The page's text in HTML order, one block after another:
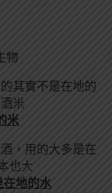
物
其實不是在地的
米
米
，用的大多是在
也大
在地的水